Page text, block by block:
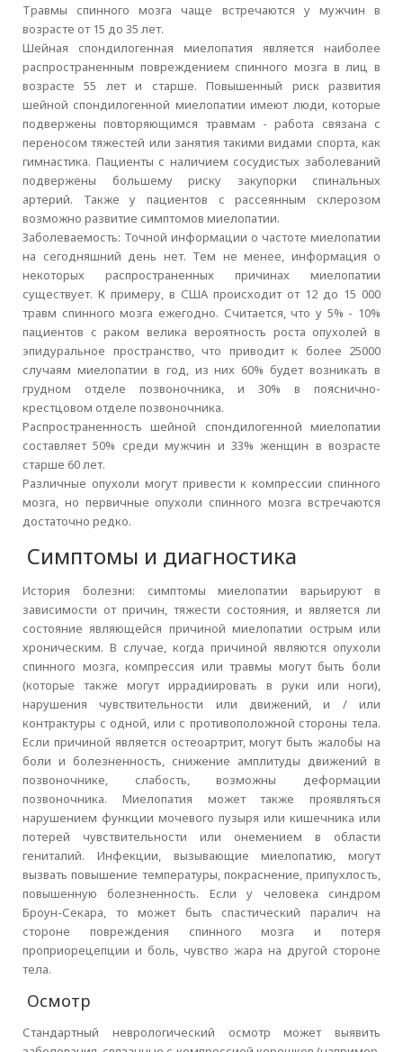
Травмы спинного мозга чаще встречаются у мужчин в
возрасте от 15 до 35 лет.
Шейная спондилогенная миелопатия является наиболее
распространенным повреждением спинного мозга в лиц в
возрасте 55 лет и старше. Повышенный риск развития
шейной спондилогенной миелопатии имеют люди, которые
подвержены повторяющимся травмам - работа связана с
переносом тяжестей или занятия такими видами спорта, как
гимнастика. Пациенты с наличием сосудистых заболеваний
подвержены большему риску закупорки спинальных
артерий. Также у пациентов с рассеянным склерозом
возможно развитие симптомов миелопатии.
Заболеваемость: Точной информации о частоте миелопатии
на сегодняшний день нет. Тем не менее, информация о
некоторых распространенных причинах миелопатии
существует. К примеру, в США происходит от 12 до 15 000
травм спинного мозга ежегодно. Считается, что у 5% - 10%
пациентов с раком велика вероятность роста опухолей в
эпидуральное пространство, что приводит к более 25000
случаям миелопатии в год, из них 60% будет возникать в
грудном отделе позвоночника, и 30% в пояснично-
крестцовом отделе позвоночника.
Распространенность шейной спондилогенной миелопатии
составляет 50% среди мужчин и 33% женщин в возрасте
старше 60 лет.
Различные опухоли могут привести к компрессии спинного
мозга, но первичные опухоли спинного мозга встречаются
достаточно редко.
Симптомы и диагностика
История болезни: симптомы миелопатии варьируют в
зависимости от причин, тяжести состояния, и является ли
состояние являющейся причиной миелопатии острым или
хроническим. В случае, когда причиной являются опухоли
спинного мозга, компрессия или травмы могут быть боли
(которые также могут иррадиировать в руки или ноги),
нарушения чувствительности или движений, и / или
контрактуры с одной, или с противоположной стороны тела.
Если причиной является остеоартрит, могут быть жалобы на
боли и болезненность, снижение амплитуды движений в
позвоночнике, слабость, возможны деформации
позвоночника. Миелопатия может также проявляться
нарушением функции мочевого пузыря или кишечника или
потерей чувствительности или онемением в области
гениталий. Инфекции, вызывающие миелопатию, могут
вызвать повышение температуры, покраснение, припухлость,
повышенную болезненность. Если у человека синдром
Броун-Секара, то может быть спастический паралич на
стороне повреждения спинного мозга и потеря
проприорецепции и боль, чувство жара на другой стороне
тела.
Осмотр
Стандартный неврологический осмотр может выявить